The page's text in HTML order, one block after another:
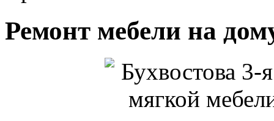
Ремонт мебели на